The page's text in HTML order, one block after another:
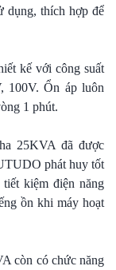
dụng, thích hợp để
kế với công suất
100V. Ổn áp luôn
1 phút.
25KVA đã được
phát huy tốt
kiệm điện năng
ồn khi máy hoạt
còn có chức năng